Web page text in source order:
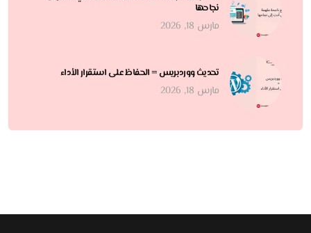
نجاحها
مارس 18, 2026
تحديث ووردبريس = الحفاظ على استقرار الأداء
مارس 18, 2026